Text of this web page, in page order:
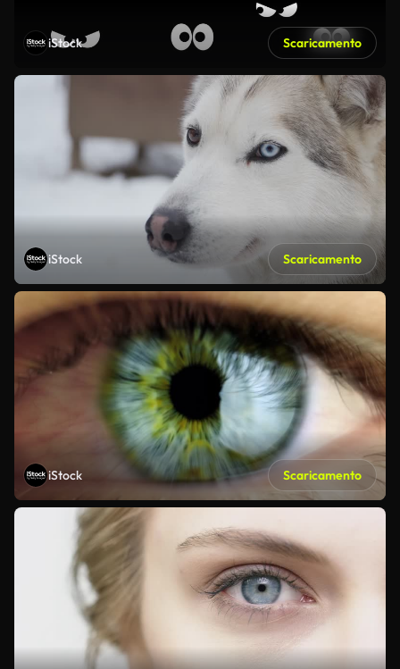
iStock Scaricamento
iStock Scaricamento
iStock Scaricamento